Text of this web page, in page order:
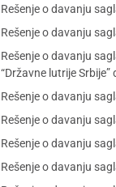
Rešenje o davanju
Rešenje o davanju
Rešenje o davanju
“Državne lutrije
Rešenje o davanju
Rešenje o davanju
Rešenje o davanju
Rešenje o davanju